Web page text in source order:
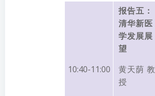
10:40-11:00
报告五：
清华新医
学发展展
望
黄天荫 教
授